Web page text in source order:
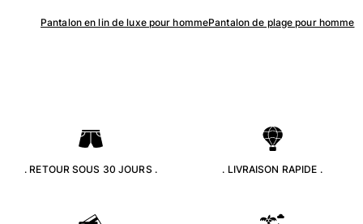
Collection yachting
Tous les articles
Maillots de bain
Bébé
Pantalon en lin de luxe pour hommePantalon de plage pour homme
. RETOUR SOUS 30 JOURS . . LIVRAISON RAPIDE .